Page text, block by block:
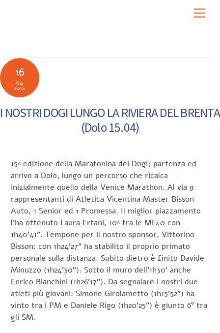
16
04
2012
I NOSTRI DOGI LUNGO LA RIVIERA DEL BRENTA
(Dolo 15.04)
15^ edizione della Maratonina dei Dogi; partenza ed
arrivo a Dolo, lungo un percorso che ricalca
inizialmente quello della Venice Marathon. Al via 9
rappresentanti di Atletica Vicentina Master Bisson
Auto, 1 Senior ed 1 Promessa. Il miglior piazzamento
l’ha ottenuto Laura Ertani, 10^ tra le MF40 con
1h40’41”. Tempone per il nostro sponsor, Vittorino
Bisson: con 1h24’27” ha stabilito il proprio primato
personale sulla distanza. Subito dietro è finito Davide
Minuzzo (1h24’30”). Sotto il muro dell’1h30’ anche
Enrico Bianchini (1h26’17”). Da segnalare i nostri due
atleti più giovani: Simone Girolametto (1h15’52”) ha
vinto tra i PM e Daniele Rigo (1h20’25”) è giunto 6° tra
gli SM.